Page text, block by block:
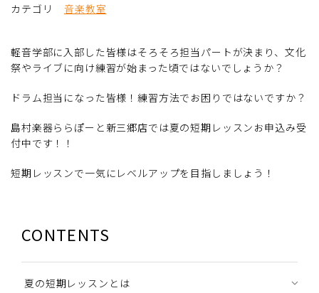
カテゴリ 音楽教室
軽音学部に入部した皆様はそろそろ担当パートが決まり、文化
祭やライブに向け練習が始まった頃ではないでしょうか？
ドラム担当になった皆様！練習方法でお困りではないですか？
島村楽器ららぽーと新三郷店では夏の短期レッスンお申込み受
付中です！！
短期レッスンで一気にレベルアップを目指しましょう！
CONTENTS
夏の短期レッスンとは